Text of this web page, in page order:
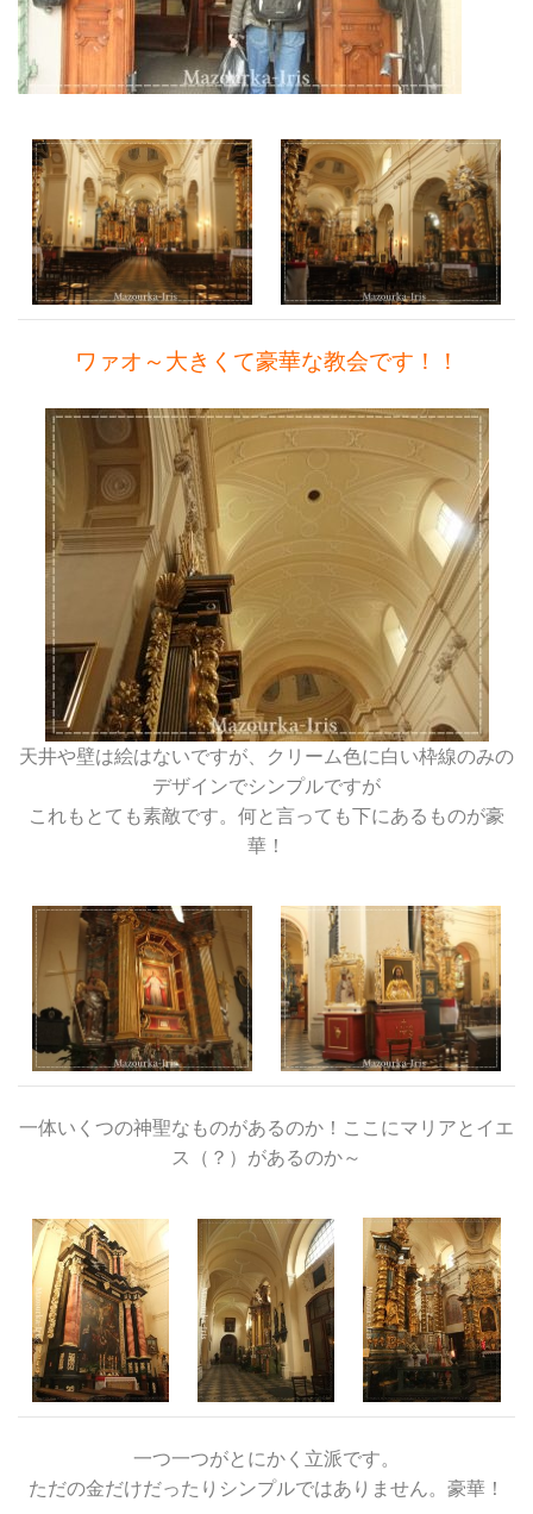
ワァオ～大きくて豪華な教会です！！
天井や壁は絵はないですが、クリーム色に白い枠線のみの
デザインでシンプルですが
これもとても素敵です。何と言っても下にあるものが豪
華！
一体いくつの神聖なものがあるのか！ここにマリアとイエ
ス（？）があるのか～
一つ一つがとにかく立派です。
ただの金だけだったりシンプルではありません。豪華！